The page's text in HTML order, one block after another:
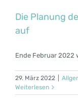
Die Planung
auf
Ende Februar 2022
29. März 2022
Weiterlesen